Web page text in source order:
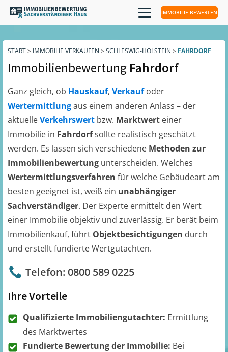
IMMOBILIE BEWERTEN
START> IMMOBILIE VERKAUFEN > SCHLESWIG-HOLSTEIN > FAHRDORF
Immobilienbewertung Fahrdorf
Ganz gleich, ob Hauskauf, Verkaufoder
Wertermittlungaus einem anderen Anlass – der
aktuelleVerkehrswert bzw. Marktwert einer
Immobilie in Fahrdorfsollte realistisch geschätzt
werden. Es lassen sich verschiedene Methoden zur
Immobilienbewertung unterscheiden. Welches
Wertermittlungsverfahren für welche Gebäudeart am
besten geeignet ist, weiß ein unabhängiger
Sachverständiger. Der Experte ermittelt den Wert
einer Immobilie objektiv und zuverlässig. Er berät beim
Immobilienkauf, führt Objektbesichtigungen durch
und erstellt fundierte Wertgutachten.
Telefon: 0800 589 0225
Ihre Vorteile
Qualifizierte Immobiliengutachter: Ermittlung
des Marktwertes
Fundierte Bewertung der Immobilie: Bei